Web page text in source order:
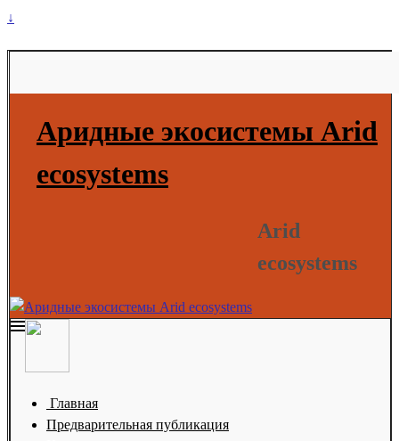
↓
Аридные экосистемы Arid
ecosystems
Arid
ecosystems
Главная
Предварительная публикация